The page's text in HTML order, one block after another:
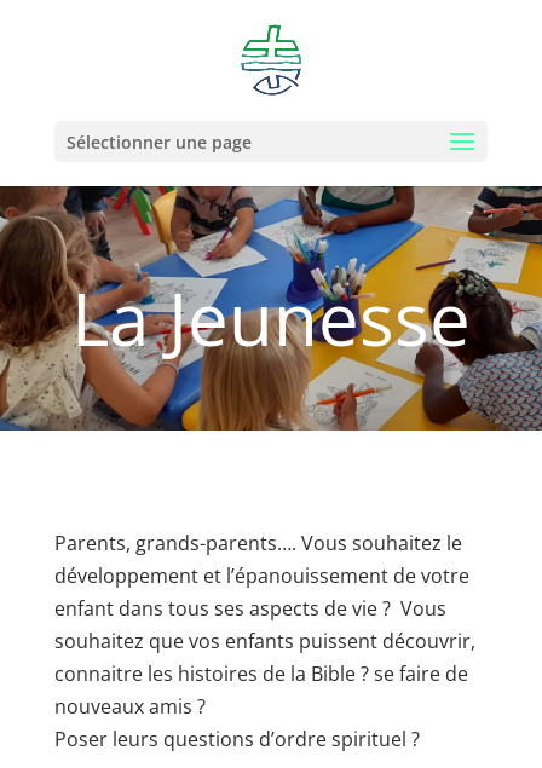
Sélectionner une page
La Jeunesse
Parents, grands-parents…. Vous souhaitez le
développement et l’épanouissement de votre
enfant dans tous ses aspects de vie ? Vous
souhaitez que vos enfants puissent découvrir,
connaitre les histoires de la Bible ? se faire de
nouveaux amis ?
Poser leurs questions d’ordre spirituel ?